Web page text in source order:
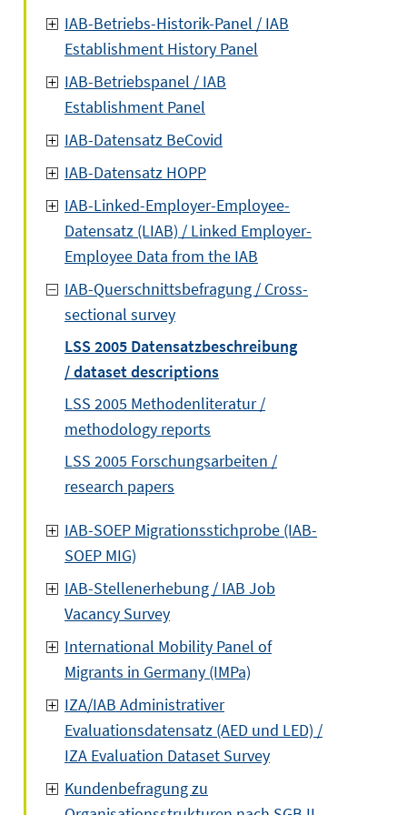
IAB-Betriebs-Historik-Panel / IAB
Establishment History Panel
IAB-Betriebspanel / IAB
Establishment Panel
IAB-Datensatz BeCovid
IAB-Datensatz HOPP
IAB-Linked-Employer-Employee-
Datensatz (LIAB) / Linked Employer-
Employee Data from the IAB
IAB-Querschnittsbefragung / Cross-
sectional survey
LSS 2005 Datensatzbeschreibung
/ dataset descriptions
LSS 2005 Methodenliteratur /
methodology reports
LSS 2005 Forschungsarbeiten /
research papers
IAB-SOEP Migrationsstichprobe (IAB-
SOEP MIG)
IAB-Stellenerhebung / IAB Job
Vacancy Survey
International Mobility Panel of
Migrants in Germany (IMPa)
IZA/IAB Administrativer
Evaluationsdatensatz (AED und LED) /
IZA Evaluation Dataset Survey
Kundenbefragung zu